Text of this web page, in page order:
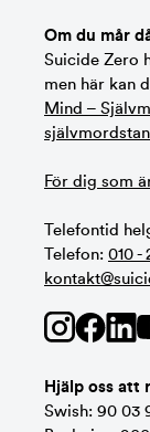
Om du mår
Suicide Zero
men här kan
Mind –
För dig som
Telefontid
Telefon: 010 -
Hjälp oss att
Swish: 90 03